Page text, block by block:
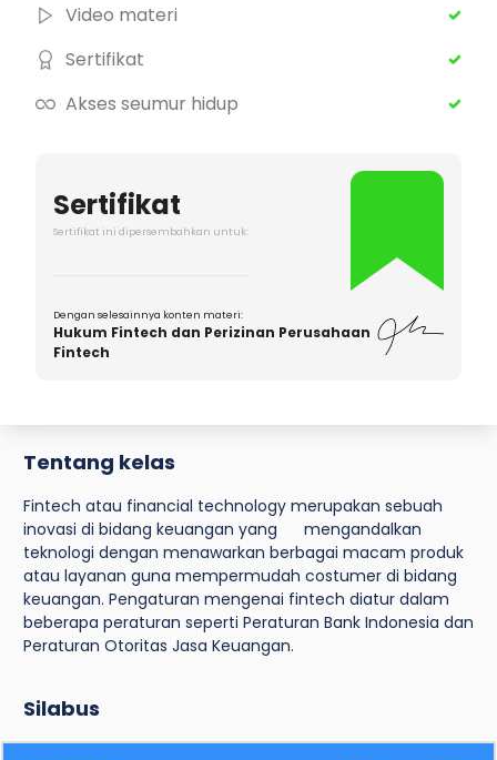
Video materi
Sertifikat
Akses seumur hidup
Sertifikat
Sertifikat ini dipersembahkan untuk:
Dengan selesainnya konten materi:
Hukum Fintech dan Perizinan Perusahaan
Fintech
Tentang kelas
Fintech atau financial technology merupakan sebuah
inovasi di bidang keuangan yang mengandalkan
teknologi dengan menawarkan berbagai macam produk
atau layanan guna mempermudah costumer di bidang
keuangan. Pengaturan mengenai fintech diatur dalam
beberapa peraturan seperti Peraturan Bank Indonesia dan
Peraturan Otoritas Jasa Keuangan.
Silabus